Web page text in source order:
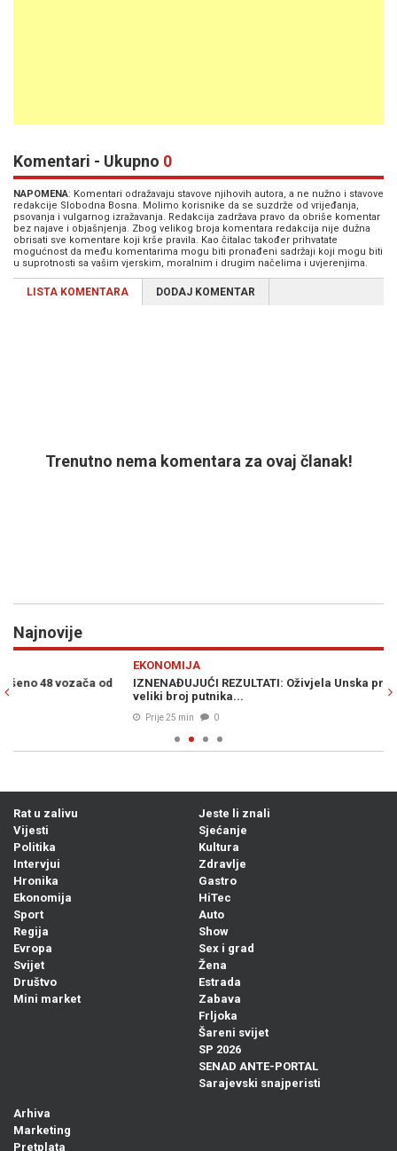
Komentari - Ukupno 0
NAPOMENA: Komentari odražavaju stavove njihovih autora, a ne nužno i stavove
redakcije Slobodna Bosna. Molimo korisnike da se suzdrže od vrijeđanja,
psovanja i vulgarnog izražavanja. Redakcija zadržava pravo da obriše komentar
bez najave i objašnjenja. Zbog velikog broja komentara redakcija nije dužna
obrisati sve komentare koji krše pravila. Kao čitalac također prihvatate
mogućnost da među komentarima mogu biti pronađeni sadržaji koji mogu biti
u suprotnosti sa vašim vjerskim, moralnim i drugim načelima i uvjerenjima.
LISTA KOMENTARA DODAJ KOMENTAR
Trenutno nema komentara za ovaj članak!
Najnovije
IZNENAĐUJUĆI REZULTATI: Oživjela Unska pruga, za vikende
Rat u zalivu
Vijesti
Politika
Intervjui
Hronika
Ekonomija
Sport
Regija
Evropa
Svijet
Društvo
Mini market
Jeste li znali
Sjećanje
Kultura
Zdravlje
Gastro
HiTec
Auto
Show
Sex i grad
Žena
Estrada
Zabava
Frljoka
Šareni svijet
SP 2026
SENAD ANTE-PORTAL
Sarajevski snajperisti
Arhiva
Marketing
Pretplata